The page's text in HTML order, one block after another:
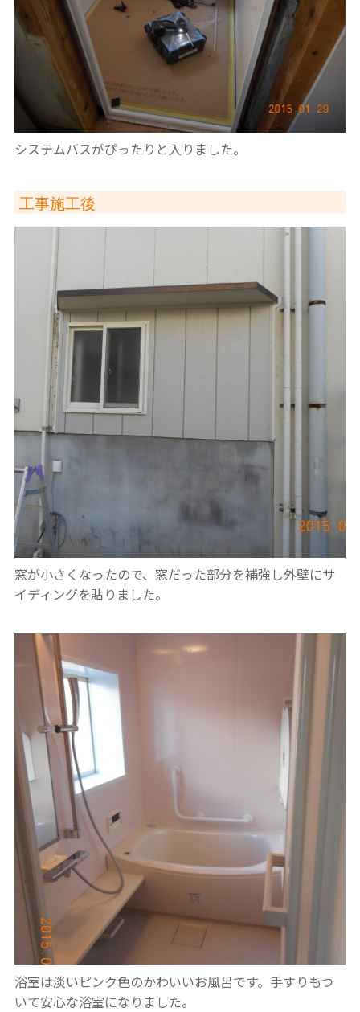
システムバスがぴったりと入りました。
工事施工後
窓が小さくなったので、窓だった部分を補強し外壁にサ
イディングを貼りました。
浴室は淡いピンク色のかわいいお風呂です。手すりもつ
いて安心な浴室になりました。